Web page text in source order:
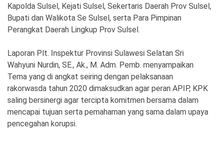
Kapolda Sulsel, Kejati Sulsel, Sekertaris Daerah Prov Sulsel,
Bupati dan Walikota Se Sulsel, serta Para Pimpinan
Perangkat Daerah Lingkup Prov Sulsel.
Laporan Plt. Inspektur Provinsi Sulawesi Selatan Sri
Wahyuni Nurdin, SE., Ak., M. Adm. Pemb. menyampaikan
Tema yang di angkat seiring dengan pelaksanaan
rakorwasda tahun 2020 dimaksudkan agar peran APIP, KPK
saling bersinergi agar tercipta komitmen bersama dalam
mencapai tujuan serta pemahaman yang sama dalam upaya
pencegahan korupsi.